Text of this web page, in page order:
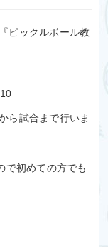
ピックルボール教
ら試合まで行いま
で初めての方でも